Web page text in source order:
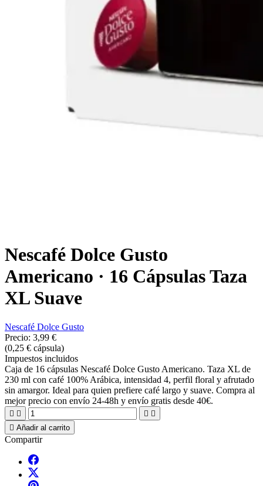
Nescafé Dolce Gusto
Americano · 16 Cápsulas Taza
XL Suave
Nescafé Dolce Gusto
Precio: 3,99 €
(0,25 € cápsula)
Impuestos incluidos
Caja de 16 cápsulas Nescafé Dolce Gusto Americano. Taza XL de
230 ml con café 100% Arábica, intensidad 4, perfil floral y afrutado
sin amargor. Ideal para quien prefiere café largo y suave. Compra al
mejor precio con envío 24-48h y envío gratis desde 40€.
   
 Añadir al carrito
Compartir